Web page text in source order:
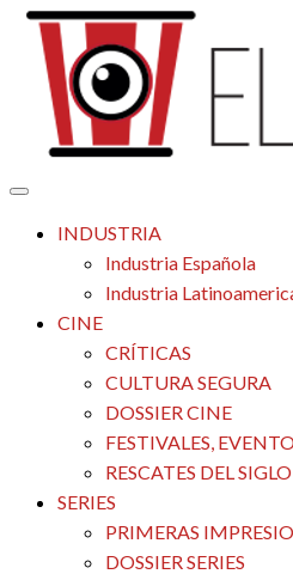
Saltar
contenido
El Palomitrón
Tu espacio de la industria de cine
INDUSTRIA
Industria Española
Industria
CINE
CRÍTICAS
CULTURA SEGURA
DOSSIER CINE
FESTIVALES,
RESCATES DEL
SERIES
PRIMERAS
DOSSIER SERIES